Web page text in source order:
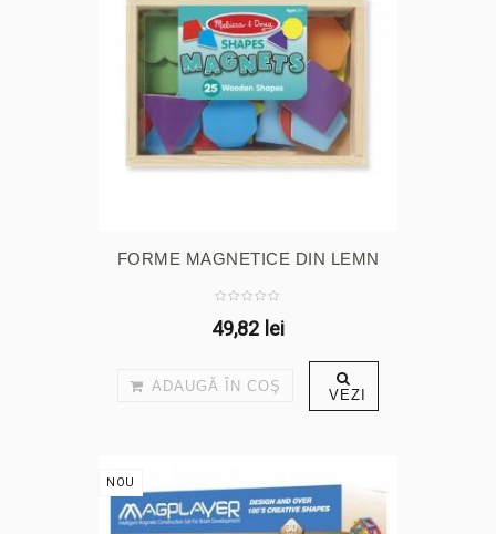
FORME MAGNETICE DIN LEMN
49,82 lei
ADAUGĂ ÎN COŞ VEZI
NOU